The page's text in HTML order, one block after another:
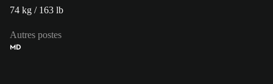
74 kg / 163 lb
Autres postes
MD